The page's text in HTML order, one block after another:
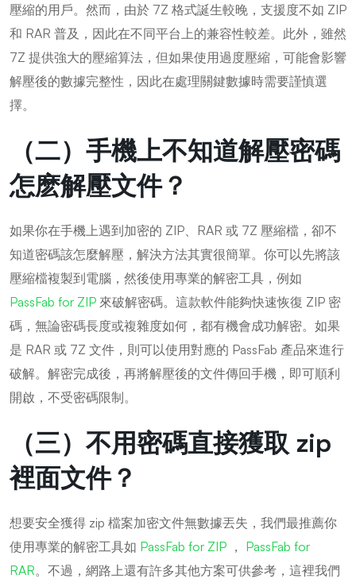
壓縮的用戶。然而，由於 7Z 格式誕生較晚，支援度不如 ZIP
和 RAR 普及，因此在不同平台上的兼容性較差。此外，雖然
7Z 提供強大的壓縮算法，但如果使用過度壓縮，可能會影響
解壓後的數據完整性，因此在處理關鍵數據時需要謹慎選
擇。
（二）手機上不知道解壓密碼
怎麽解壓文件？
如果你在手機上遇到加密的 ZIP、RAR 或 7Z 壓縮檔，卻不
知道密碼該怎麼解壓，解決方法其實很簡單。你可以先將該
壓縮檔複製到電腦，然後使用專業的解密工具，例如
PassFab for ZIP 來破解密碼。這款軟件能夠快速恢復 ZIP 密
碼，無論密碼長度或複雜度如何，都有機會成功解密。如果
是 RAR 或 7Z 文件，則可以使用對應的 PassFab 產品來進行
破解。解密完成後，再將解壓後的文件傳回手機，即可順利
開啟，不受密碼限制。
（三）不用密碼直接獲取 zip
裡面文件？
想要安全獲得 zip 檔案加密文件無數據丟失，我們最推薦你
使用專業的解密工具如 PassFab for ZIP ， PassFab for
RAR。不過，網路上還有許多其他方案可供參考，這裡我們